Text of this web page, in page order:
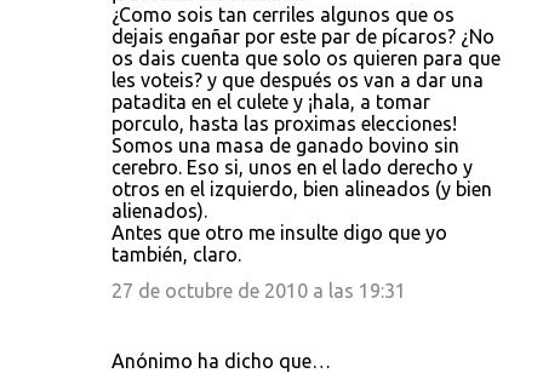
¿Como sois tan cerriles algunos que os
dejais engañar por este par de pícaros? ¿No
os dais cuenta que solo os quieren para que
les voteis? y que después os van a dar una
patadita en el culete y ¡hala, a tomar
porculo, hasta las proximas elecciones!
Somos una masa de ganado bovino sin
cerebro. Eso si, unos en el lado derecho y
otros en el izquierdo, bien alineados (y bien
alienados).
Antes que otro me insulte digo que yo
también, claro.
27 de octubre de 2010 a las 19:31
Anónimo ha dicho que…